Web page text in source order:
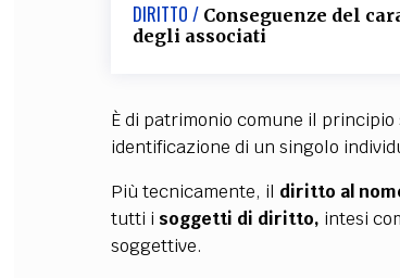
DIRITTO / Conseguenze del
degli associati
È di patrimonio comune il
identificazione di un singolo
Più tecnicamente, il diritto al
tutti i soggetti di diritto, intesi
soggettive.